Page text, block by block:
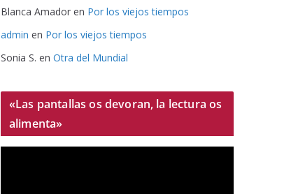
Blanca Amador en Por los viejos tiempos
admin en Por los viejos tiempos
Sonia S. en Otra del Mundial
«Las pantallas os devoran, la lectura os
alimenta»